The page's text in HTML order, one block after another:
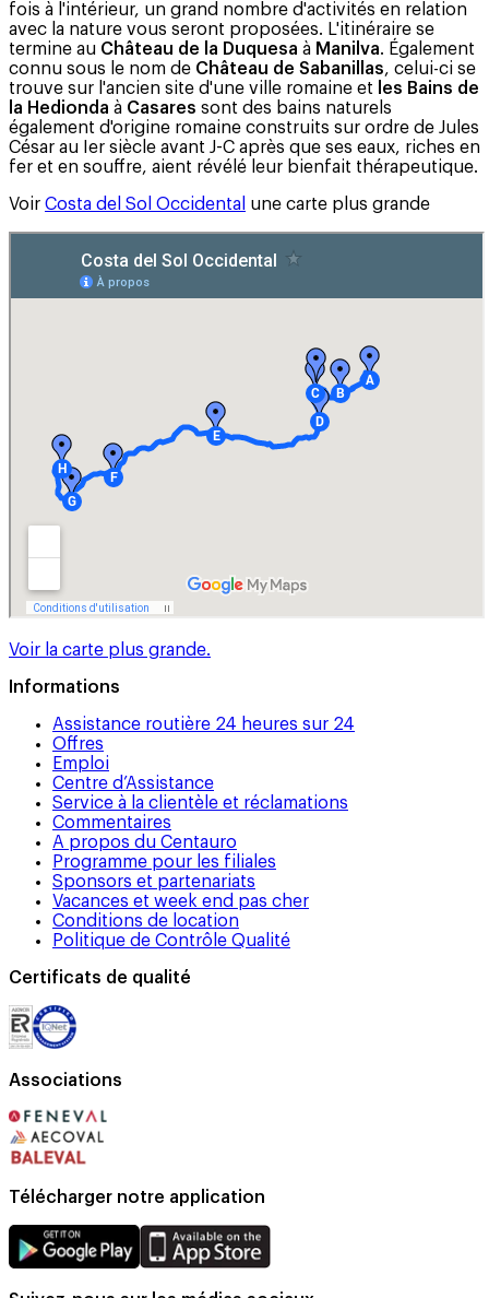
fois à l'intérieur, un grand nombre d'activités en relation
avec la nature vous seront proposées. L'itinéraire se
termine au Château de la Duquesa à Manilva. Également
connu sous le nom de Château de Sabanillas, celui-ci se
trouve sur l'ancien site d'une ville romaine et
les Bains de
la Hedionda à Casares sont des bains naturels
également d'origine romaine construits sur ordre de Jules
César au Ier siècle avant J-C après que ses eaux, riches en
fer et en souffre, aient révélé leur bienfait thérapeutique.
Voir Costa del Sol Occidental une carte plus grande
Voir la carte plus grande.
Informations
Assistance routière 24 heures sur 24
Offres
Emploi
Centre d’Assistance
Service à la clientèle et réclamations
Commentaires
A propos du Centauro
Programme pour les filiales
Sponsors et partenariats
Vacances et week end pas cher
Conditions de location
Politique de Contrôle Qualité
Certificats de qualité
Associations
Télécharger notre application